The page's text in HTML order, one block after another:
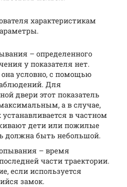
характеристикам
– определенного
у показателя нет.
условно, с помощью
Для
двери этот показатель
а в случае,
в частном
дети или пожилые
должна быть небольшой.
– время
части траектории.
если используется
замок.